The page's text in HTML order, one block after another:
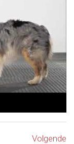
Volgende